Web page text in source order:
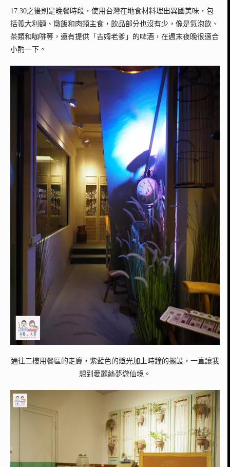
17:30之後則是晚餐時段，使用台灣在地食材料理出異國美味，包
括義大利麵、燉飯和肉類主食，飲品部分也沒有少，像是氣泡飲、
茶類和咖啡等，還有提供「吉姆老爹」的啤酒，在週末夜晚很適合
小酌一下。
通往二樓用餐區的走廊，紫藍色的燈光加上時鐘的擺設，一直讓我
想到愛麗絲夢遊仙境。